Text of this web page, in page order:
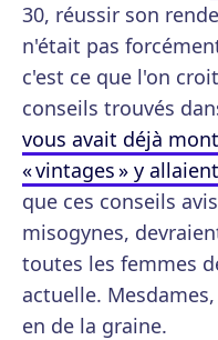
30, réussir son
n'était pas
c'est ce que l'on
conseils trouvés
vous avait déjà
« vintages » y
que ces conseils
misogynes,
toutes les femmes
actuelle.
en de la graine.